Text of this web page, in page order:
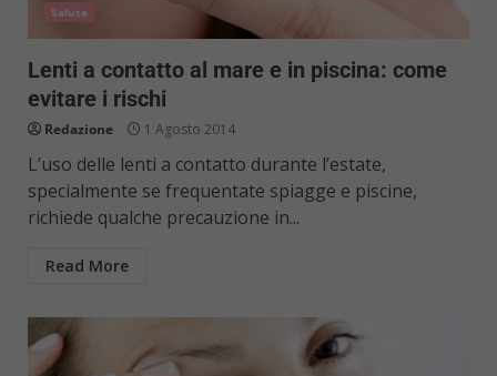
Salute
Lenti a contatto al mare e in piscina: come
evitare i rischi
Redazione 1 Agosto 2014
L’uso delle lenti a contatto durante l’estate,
specialmente se frequentate spiagge e piscine,
richiede qualche precauzione in...
Read More